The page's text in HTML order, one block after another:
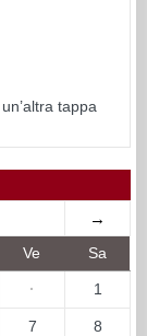
tappa
→
Ve Sa
· 1
7 8